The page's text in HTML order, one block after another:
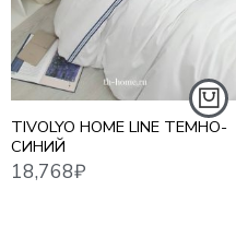
TIVOLYO HOME LINE ТЕМНО-
СИНИЙ
ЕВРО